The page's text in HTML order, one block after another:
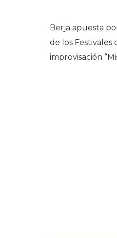
Berja apuesta
de los Festivales
improvisación